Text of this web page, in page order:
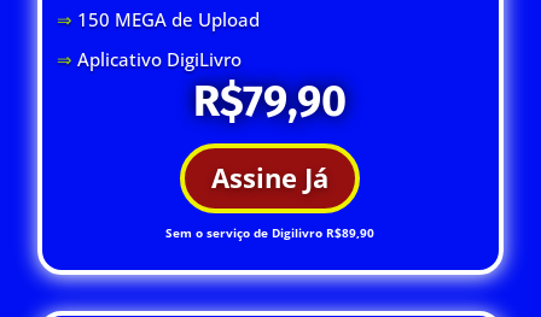
⇒ 150 MEGA de Upload
⇒Aplicativo DigiLivro
R$79,90
Assine Já
Sem o serviço de Digilivro R$89,90